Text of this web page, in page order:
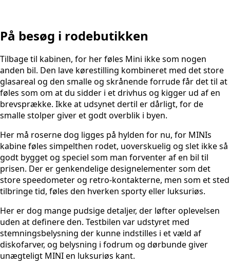
På besøg i rodebutikken
Tilbage til kabinen, for her føles Mini ikke som nogen
anden bil. Den lave kørestilling kombineret med det store
glasareal og den smalle og skrånende forrude får det til at
føles som om at du sidder i et drivhus og kigger ud af en
brevsprække. Ikke at udsynet dertil er dårligt, for de
smalle stolper giver et godt overblik i byen.
Her må roserne dog ligges på hylden for nu, for MINIs
kabine føles simpelthen rodet, uoverskuelig og slet ikke så
godt bygget og speciel som man forventer af en bil til
prisen. Der er genkendelige designelementer som det
store speedometer og retro-kontakterne, men som et sted
tilbringe tid, føles den hverken sporty eller luksuriøs.
Her er dog mange pudsige detaljer, der løfter oplevelsen
uden at definere den. Testbilen var udstyret med
stemningsbelysning der kunne indstilles i et væld af
diskofarver, og belysning i fodrum og dørbunde giver
unægteligt MINI en luksuriøs kant.